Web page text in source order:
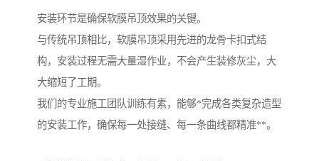
安装环节是确保软膜吊顶效果的关键。
与传统吊顶相比，软膜吊顶采用先进的龙骨卡扣式结
构，安装过程无需大量湿作业，不会产生装修灰尘，大
大缩短了工期。
我们的专业施工团队训练有素，能够*完成各类复杂造型
的安装工作，确保每一处接缝、每一条曲线都精准**。